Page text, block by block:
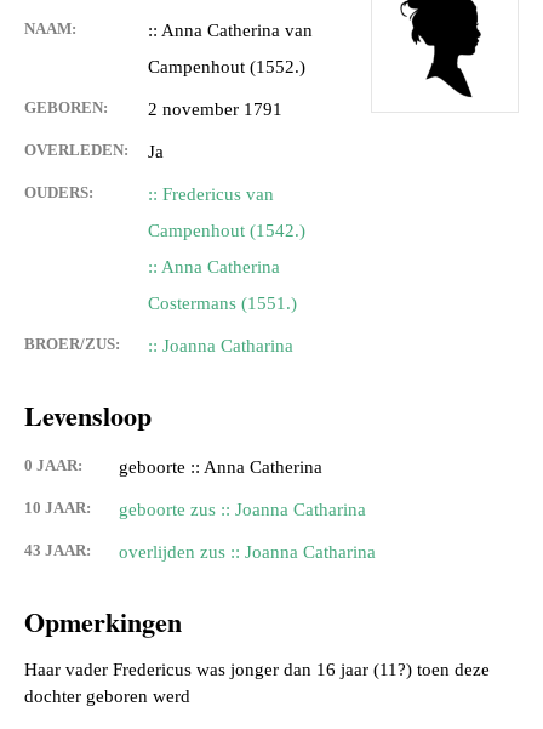
NAAM:
:: Anna Catherina van
Campenhout (1552.)
GEBOREN: 2 november 1791
OVERLEDEN: Ja
OUDERS:
:: Fredericus van
Campenhout (1542.)
:: Anna Catherina
Costermans (1551.)
BROER/ZUS: :: Joanna Catharina
Levensloop
0 JAAR: geboorte :: Anna Catherina
10 JAAR: geboorte zus :: Joanna Catharina
43 JAAR: overlijden zus :: Joanna Catharina
Opmerkingen
Haar vader Fredericus was jonger dan 16 jaar (11?) toen deze
dochter geboren werd